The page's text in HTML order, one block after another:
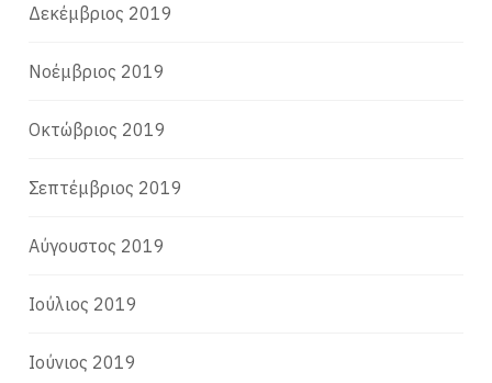
Δεκέμβριος 2019
Νοέμβριος 2019
Οκτώβριος 2019
Σεπτέμβριος 2019
Αύγουστος 2019
Ιούλιος 2019
Ιούνιος 2019